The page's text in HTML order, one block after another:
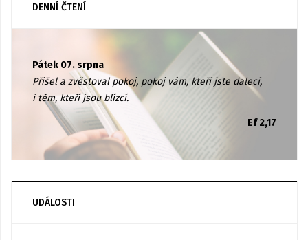
DENNÍ ČTENÍ
Pátek 07. srpna
Přišel a zvěstoval pokoj, pokoj vám, kteří jste dalecí,
i těm, kteří jsou blízcí.
Ef 2,17
UDÁLOSTI